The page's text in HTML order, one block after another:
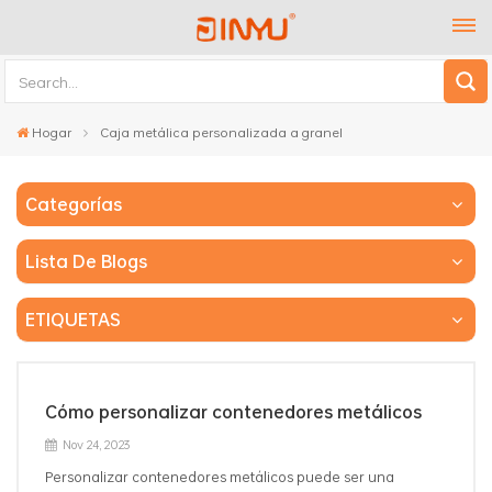
Hogar Caja metálica personalizada a granel
Categorías
Lista De Blogs
ETIQUETAS
Cómo personalizar contenedores metálicos
Nov 24, 2023
Personalizar contenedores metálicos puede ser una